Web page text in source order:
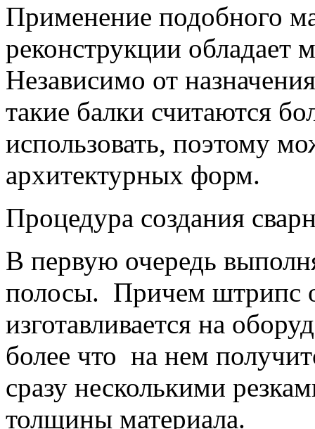
Применение подобного
реконструкции
Независимо от
такие балки считаются
использовать, поэтому
архитектурных форм.
Процедура создания
В первую очередь
полосы. Причем штрипс
изготавливается на
более что на нем
сразу несколькими
толщины материала.